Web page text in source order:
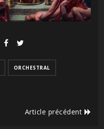
ORCHESTRAL
Article précédent